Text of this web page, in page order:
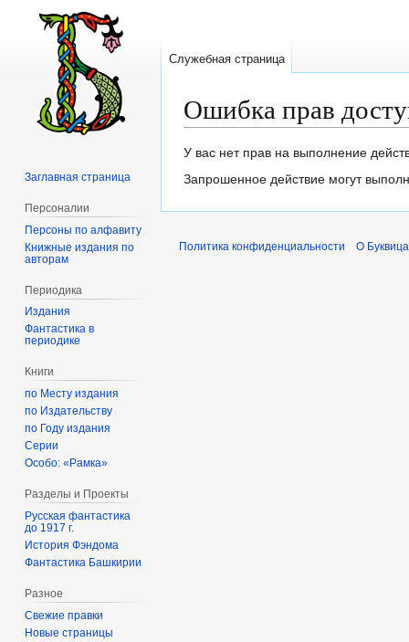
Ошибка прав
Перейти
к
Перейти
к
У вас нет прав на выполнение
Запрошенное действие могут
Служебная страница
Заглавная страница
Персоналии
Персоны по алфавиту
Книжные издания по
авторам
Периодика
Издания
Фантастика в
периодике
Книги
по Месту издания
по Издательству
по Году издания
Серии
Особо: «Рамка»
Разделы и Проекты
Русская фантастика
до 1917 г.
История Фэндома
Фантастика Башкирии
Разное
Свежие правки
Новые страницы
Политика конфиденциальности О Буквица